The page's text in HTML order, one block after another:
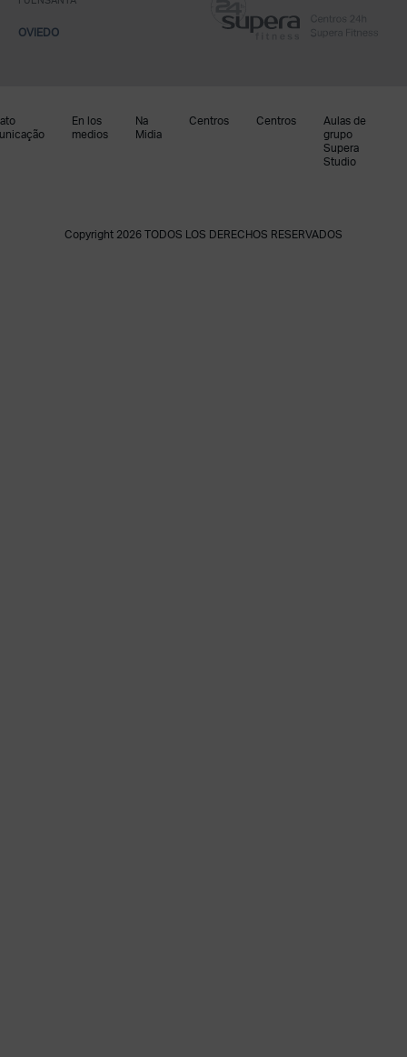
OVIEDO
En los
medios
Na
Midia
Centros Centros
Aulas de
grupo
Supera
Studio
Copyright 2026 TODOS LOS DERECHOS RESERVADOS